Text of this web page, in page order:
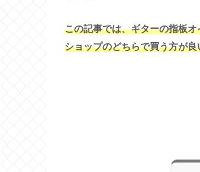
この記事では、ギターの指板
ショップのどちらで買う方が